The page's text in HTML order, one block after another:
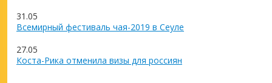
31.05
Всемирный фестиваль чая-2019 в Сеуле
27.05
Коста-Рика отменила визы для россиян